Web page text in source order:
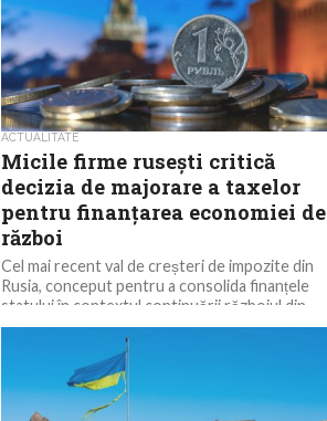
ACTUALITATE
Micile firme rusești critică
decizia de majorare a taxelor
pentru finanțarea economiei de
război
Cel mai recent val de creșteri de impozite din
Rusia, conceput pentru a consolida finanțele
statului în contextul continuării războiul din
Ucraina,...